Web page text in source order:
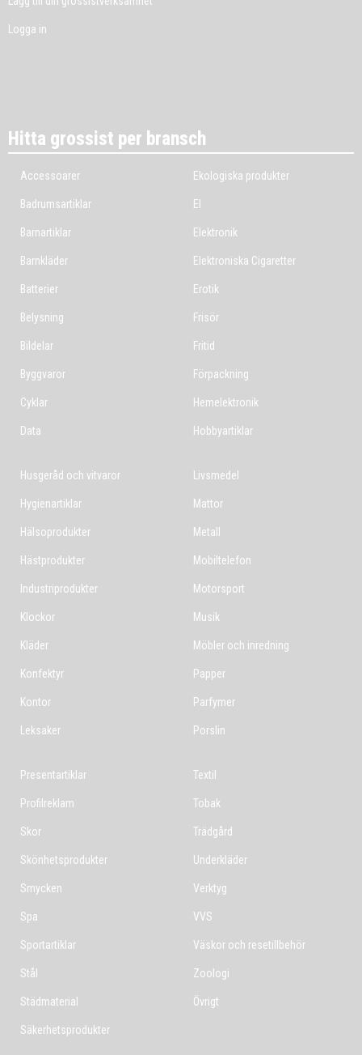
Logga in
Hitta grossist per bransch
Accessoarer
Badrumsartiklar
Barnartiklar
Barnkläder
Batterier
Belysning
Bildelar
Byggvaror
Cyklar
Data
Ekologiska produkter
El
Elektronik
Elektroniska Cigaretter
Erotik
Frisör
Fritid
Förpackning
Hemelektronik
Hobbyartiklar
Husgeråd och vitvaror
Hygienartiklar
Hälsoprodukter
Hästprodukter
Industriprodukter
Klockor
Kläder
Konfektyr
Kontor
Leksaker
Livsmedel
Mattor
Metall
Mobiltelefon
Motorsport
Musik
Möbler och inredning
Papper
Parfymer
Porslin
Presentartiklar
Profilreklam
Skor
Skönhetsprodukter
Smycken
Spa
Sportartiklar
Stål
Städmaterial
Säkerhetsprodukter
Textil
Tobak
Trädgård
Underkläder
Verktyg
VVS
Väskor och resetillbehör
Zoologi
Övrigt